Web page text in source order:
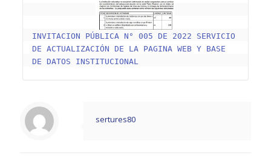
INVITACION PÚBLICA N° 005 DE 2022 SERVICIO
DE ACTUALIZACIÓN DE LA PAGINA WEB Y BASE
DE DATOS INSTITUCIONAL
sertures80